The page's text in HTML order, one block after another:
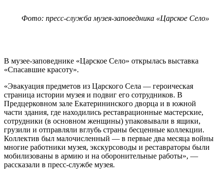
Фото: пресс-служба музея-заповедника «Царское Село»
В музее-заповеднике «Царское Село» открылась выставка
«Спасавшие красоту».
«Эвакуация предметов из Царского Села — героическая
страница истории музея и подвиг его сотрудников. В
Предцерковном зале Екатерининского дворца и в южной
части здания, где находились реставрационные мастерские,
сотрудники (в основном женщины) упаковывали в ящики,
грузили и отправляли вглубь страны бесценные коллекции.
Коллектив был малочисленный — в первые два месяца войны
многие работники музея, экскурсоводы и реставраторы были
мобилизованы в армию и на оборонительные работы», —
рассказали в пресс-службе музея.